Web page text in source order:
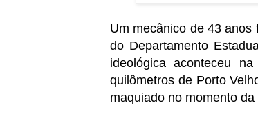
Um mecânico de 43
do Departamento
ideológica aconteceu
quilômetros de Porto
maquiado no momento da